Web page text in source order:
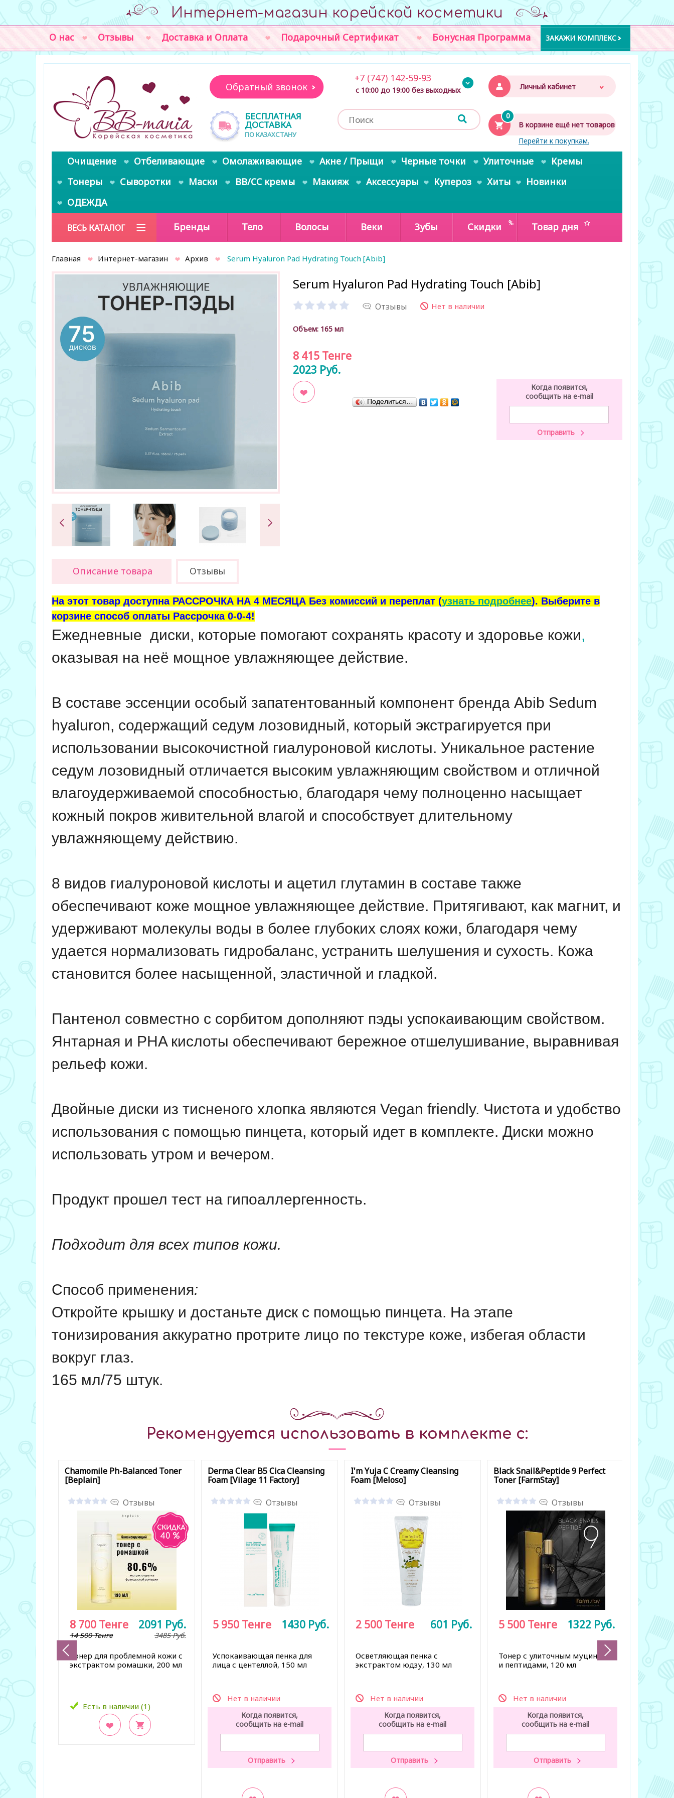
Интернет-магазин корейской косметики
О нас Отзывы Доставка и Оплата Подарочный Сертификат Бонусная Программа ЗАКАЖИ КОМПЛЕКС
Личный кабинет
0
В корзине ещё нет товаров
Перейти к покупкам.
Обратный звонок
БЕСПЛАТНАЯ
ДОСТАВКА
ПО КАЗАХСТАНУ
+7 (747) 142-59-93
с 10:00 до 19:00 без выходных
Очищение Отбеливающие Омолаживающие Акне / Прыщи Черные точки Улиточные
Кремы
Тонеры
Сыворотки Маски BB/CC кремы Макияж Аксессуары Купероз Хиты
Новинки
ОДЕЖДА
ВЕСЬ КАТАЛОГ Бренды Тело Волосы Веки Зубы Скидки Товар дня
Главная Интернет-магазин Архив Serum Hyaluron Pad Hydrating Touch [Abib]
Serum Hyaluron Pad Hydrating Touch [Abib]
Отзывы Нет в наличии
Объем: 165 мл
8 415 Тенге
2023 Руб.
Когда появится,
сообщить на e-mail
Поделиться…
Описание товара Отзывы
На этот товар доступна РАССРОЧКА НА 4 МЕСЯЦА Без комиссий и переплат (узнать подробнее). Выберите в
корзине способ оплаты Рассрочка 0-0-4!
Ежедневные диски, которые помогают сохранять красоту и здоровье кожи,
оказывая на неё мощное увлажняющее действие.
В составе эссенции особый запатентованный компонент бренда Abib Sedum
hyaluron, содержащий седум лозовидный, который экстрагируется при
использовании высокочистной гиалуроновой кислоты. Уникальное растение
седум лозовидный отличается высоким увлажняющим свойством и отличной
влагоудерживаемой способностью, благодаря чему полноценно насыщает
кожный покров живительной влагой и способствует длительному
увлажняющему действию.
8 видов гиалуроновой кислоты и ацетил глутамин в составе также
обеспечивают коже мощное увлажняющее действие. Притягивают, как магнит, и
удерживают молекулы воды в более глубоких слоях кожи, благодаря чему
удается нормализовать гидробаланс, устранить шелушения и сухость. Кожа
становится более насыщенной, эластичной и гладкой.
Пантенол совместно с сорбитом дополняют пэды успокаивающим свойством.
Янтарная и PHA кислоты обеспечивают бережное отшелушивание, выравнивая
рельеф кожи.
Двойные диски из тисненого хлопка являются Vegan friendly. Чистота и удобство
использования с помощью пинцета, который идет в комплекте. Диски можно
использовать утром и вечером.
Продукт прошел тест на гипоаллергенность.
Подходит для всех типов кожи.
Способ применения:
Откройте крышку и достаньте диск с помощью пинцета. На этапе
тонизирования аккуратно протрите лицо по текстуре коже, избегая области
вокруг глаз.
165 мл/75 штук.
Рекомендуется использовать в комплекте с:
Chamomile Ph-Balanced Toner
[Beplain]
Отзывы
40 %
Тонер для проблемной кожи с
экстрактом ромашки, 200 мл
Есть в наличии (1)
8 700 Тенге 2091 Руб.
14 500 Тенге 3485Руб.
Derma Clear B5 Cica Cleansing
Foam [Vilage 11 Factory]
Отзывы
Успокаивающая пенка для
лица с центеллой, 150 мл
Нет в наличии
5 950 Тенге 1430 Руб.
Когда появится,
сообщить на e-mail
I'm Yuja C Creamy Cleansing
Foam [Meloso]
Отзывы
Осветляющая пенка с
экстрактом юдзу, 130 мл
Нет в наличии
2 500 Тенге 601 Руб.
Когда появится,
сообщить на e-mail
Black Snail&Peptide 9 Perfect
Toner [FarmStay]
Отзывы
Тонер с улиточным муцином
и пептидами, 120 мл
Нет в наличии
5 500 Тенге 1322 Руб.
Когда появится,
сообщить на e-mail